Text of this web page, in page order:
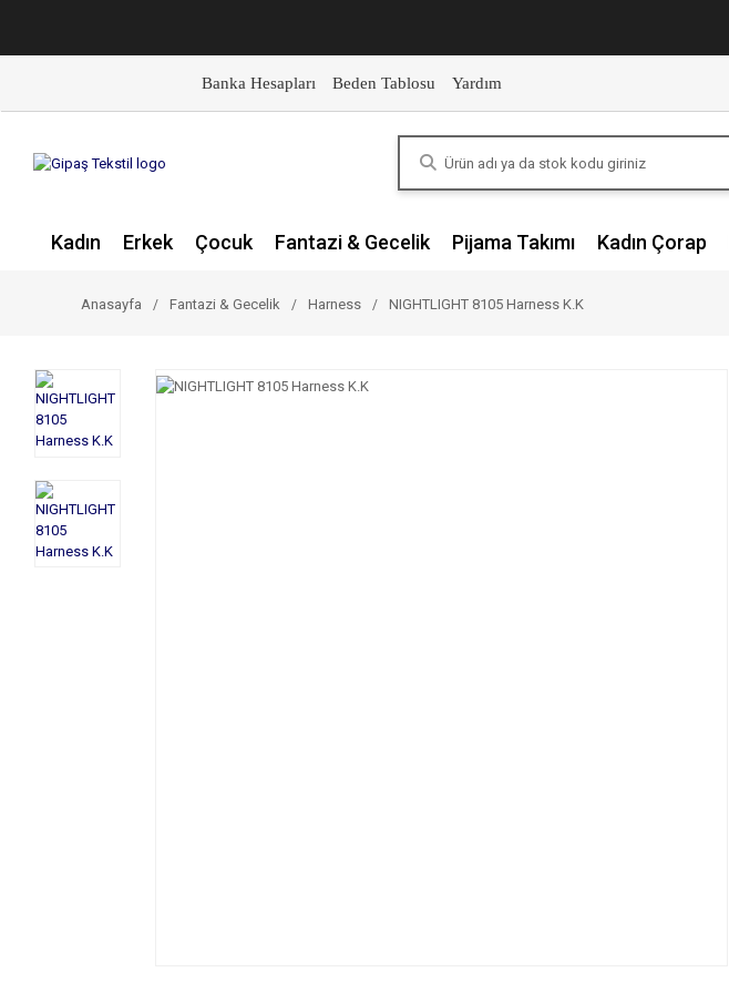
Banka Hesapları Beden Tablosu Yardım
Kadın Erkek Çocuk Fantazi & Gecelik Pijama Takımı Kadın Çorap
Anasayfa Fantazi & Gecelik Harness NIGHTLIGHT 8105 Harness K.K